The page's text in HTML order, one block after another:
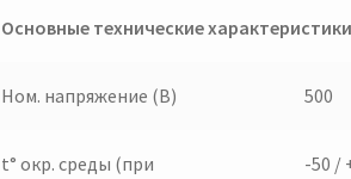
Основные технические
Ном. напряжение (В) 500
t° окр. среды (при
-50 /